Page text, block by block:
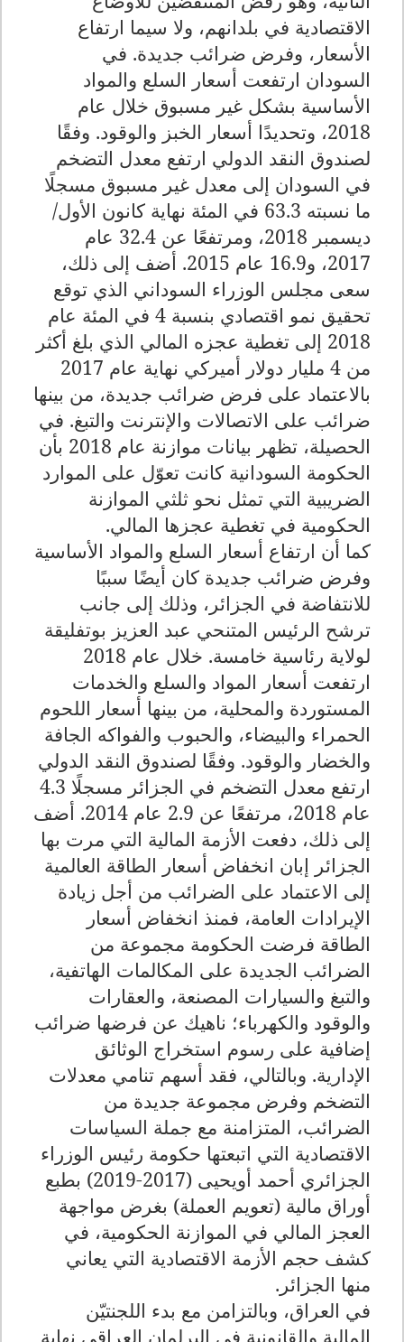
الاقتصادية في بلدانهم، ولا سيما ارتفاع
الأسعار، وفرض ضرائب جديدة. في
السودان ارتفعت أسعار السلع والمواد
الأساسية بشكل غير مسبوق خلال عام
2018، وتحديدًا أسعار الخبز والوقود. وفقًا
لصندوق النقد الدولي ارتفع معدل التضخم
في السودان إلى معدل غير مسبوق مسجلًا
ما نسبته 63.3 في المئة نهاية كانون الأول/
ديسمبر 2018، ومرتفعًا عن 32.4 عام
2017، و16.9 عام 2015. أضف إلى ذلك،
سعى مجلس الوزراء السوداني الذي توقع
تحقيق نمو اقتصادي بنسبة 4 في المئة عام
2018 إلى تغطية عجزه المالي الذي بلغ أكثر
من 4 مليار دولار أميركي نهاية عام 2017
بالاعتماد على فرض ضرائب جديدة، من بينها
ضرائب على الاتصالات والإنترنت والتبغ. في
الحصيلة، تظهر بيانات موازنة عام 2018 بأن
الحكومة السودانية كانت تعوّل على الموارد
الضريبية التي تمثل نحو ثلثي الموازنة
الحكومية في تغطية عجزها المالي.
كما أن ارتفاع أسعار السلع والمواد الأساسية
وفرض ضرائب جديدة كان أيضًا سببًا
للانتفاضة في الجزائر، وذلك إلى جانب
ترشح الرئيس المتنحي عبد العزيز بوتفليقة
لولاية رئاسية خامسة. خلال عام 2018
ارتفعت أسعار المواد والسلع والخدمات
المستوردة والمحلية، من بينها أسعار اللحوم
الحمراء والبيضاء، والحبوب والفواكه الجافة
والخضار والوقود. وفقًا لصندوق النقد الدولي
ارتفع معدل التضخم في الجزائر مسجلًا 4.3
عام 2018، مرتفعًا عن 2.9 عام 2014. أضف
إلى ذلك، دفعت الأزمة المالية التي مرت بها
الجزائر إبان انخفاض أسعار الطاقة العالمية
إلى الاعتماد على الضرائب من أجل زيادة
الإيرادات العامة، فمنذ انخفاض أسعار
الطاقة فرضت الحكومة مجموعة من
الضرائب الجديدة على المكالمات الهاتفية،
والتبغ والسيارات المصنعة، والعقارات
والوقود والكهرباء؛ ناهيك عن فرضها ضرائب
إضافية على رسوم استخراج الوثائق
الإدارية. وبالتالي، فقد أسهم تنامي معدلات
التضخم وفرض مجموعة جديدة من
الضرائب، المتزامنة مع جملة السياسات
الاقتصادية التي اتبعتها حكومة رئيس الوزراء
الجزائري أحمد أويحيى (2017-2019) بطبع
أوراق مالية (تعويم العملة) بغرض مواجهة
العجز المالي في الموازنة الحكومية، في
كشف حجم الأزمة الاقتصادية التي يعاني
منها الجزائر.
في العراق، وبالتزامن مع بدء اللجنتيّن
المالية والقانونية في البرلمان العراقي نهاية